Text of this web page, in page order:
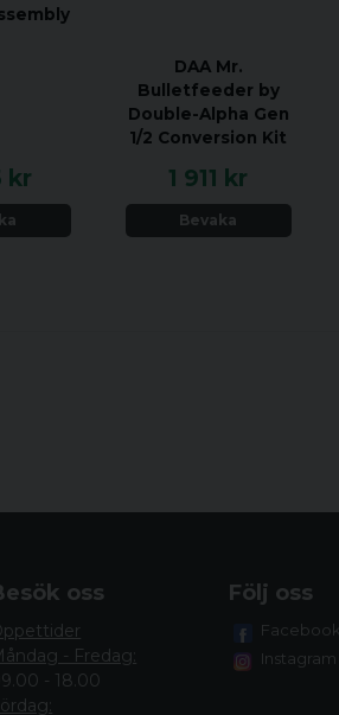
kr
DAA Mr.
Bulletfeeder by
Double-Alpha Gen
1/2 Conversion Kit
1 911 kr
Bevaka
oss
- Fredag:
- 18.00
Följ oss
Facebook
Instagram